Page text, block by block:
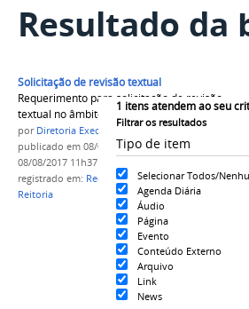
Resultado da
1 itens atendem ao seu
Filtrar os resultados
Tipo de item
Selecionar Todos/
Agenda Diária
Áudio
Página
Evento
Conteúdo Externo
Arquivo
Link
News
Solicitação de revisão textual
Requerimento para solicitação de revisão
textual no âmbito da Reitoria
por Diretoria Executiva da Reitoria
publicado em 08/08/2017—última modificação
08/08/2017 11h37
registrado em: Requerimento,revisor de texto,
Reitoria